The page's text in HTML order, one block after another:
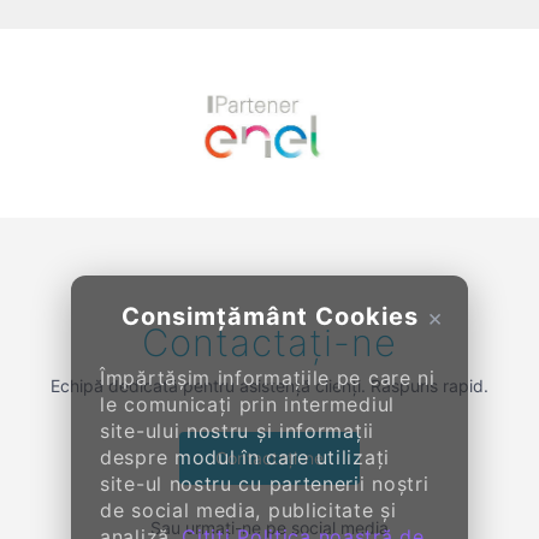
×
Consimțământ Cookies
Împărtășim informațiile pe care ni
le comunicați prin intermediul
site-ului nostru și informații
despre modul în care utilizați
site-ul nostru cu partenerii noștri
de social media, publicitate și
Contactați-ne
Echipă dedicată pentru asistență clienți. Răspuns rapid.
Contactați-ne
Sau urmați-ne pe social media